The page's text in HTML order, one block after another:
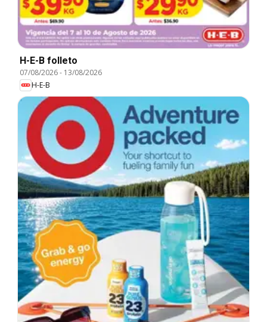
H-E-B folleto
07/08/2026- 13/08/2026
H-E-B